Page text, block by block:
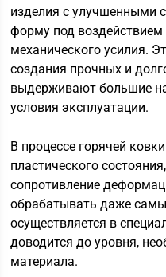
изделия с улучшенными
форму под
механического усилия.
создания прочных и
выдерживают большие
условия эксплуатации.
В процессе горячей
пластического
сопротивление
обрабатывать даже
осуществляется в
доводится до уровня,
материала.